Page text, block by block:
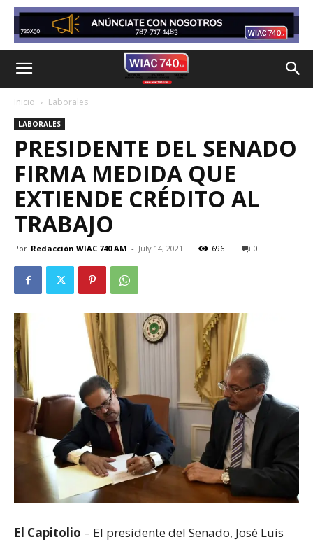
Inicio Laborales
LABORALES
PRESIDENTE DEL SENADO
FIRMA MEDIDA QUE
EXTIENDE CRÉDITO AL
TRABAJO
Por Redacción WIAC 740 AM - July 14, 2021 696 0
El Capitolio – El presidente del Senado, José Luis